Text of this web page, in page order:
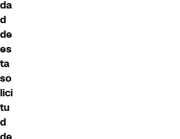
da
d
de
es
ta
so
lici
tu
d